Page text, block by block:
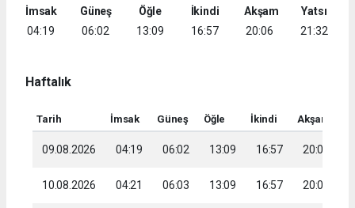
İmsak
04:19
Güneş
06:02
Öğle
13:09
İkindi
16:57
Akşam
20:06
Yatsı
21:32
Haftalık
Tarih İmsak Güneş Öğle İkindi Akşam
09.08.2026 04:19 06:02 13:09 16:57 20:06
10.08.2026 04:21 06:03 13:09 16:57 20:05